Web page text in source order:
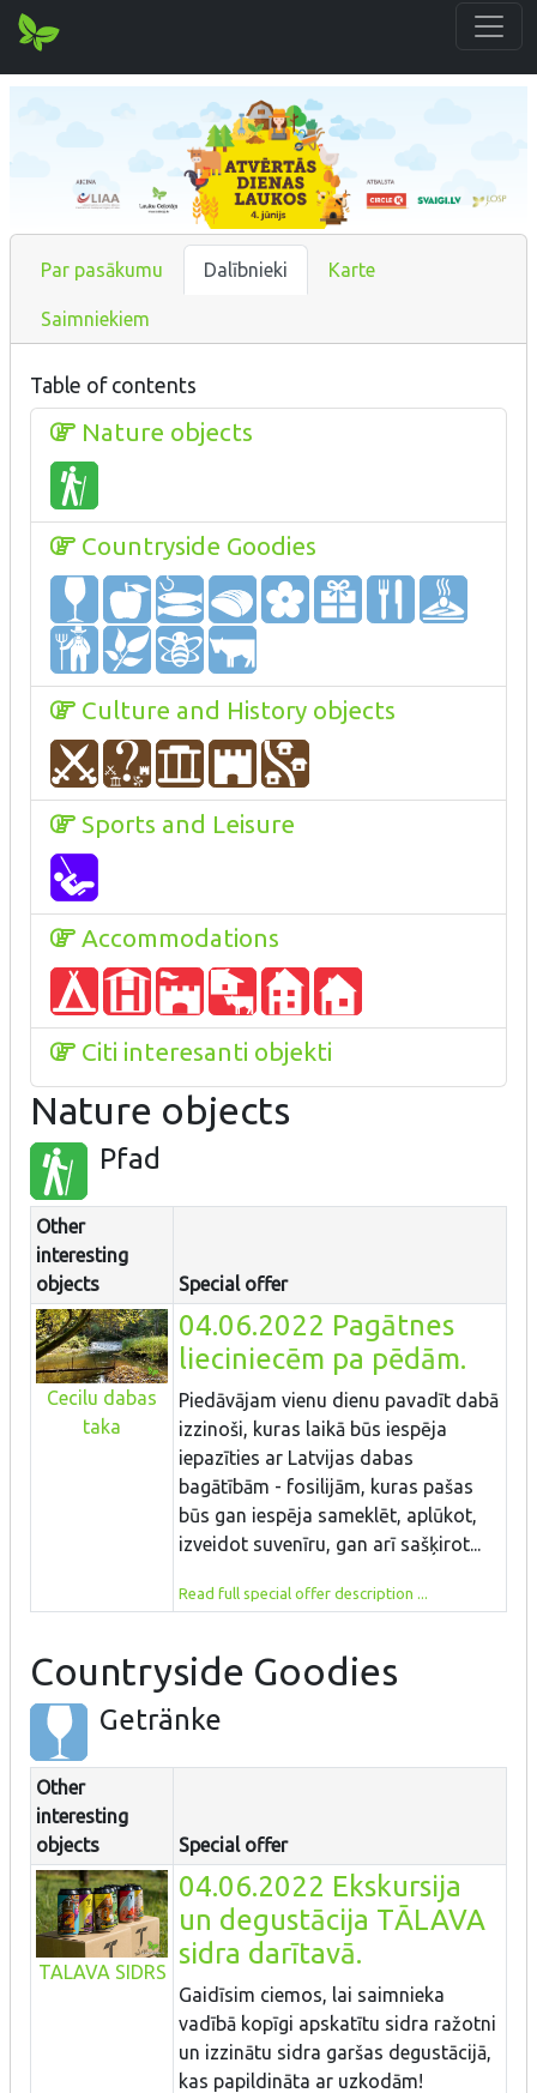
Par pasākumu Dalībnieki Karte
Saimniekiem
Table of contents
Nature objects
Countryside Goodies
Culture and History objects
Sports and Leisure
Accommodations
Citi interesanti objekti
Nature objects
Pfad
Other
interesting
objects
Special offer
Cecilu dabas
taka
04.06.2022 Pagātnes
lieciniecēm pa pēdām.
Piedāvājam vienu dienu pavadīt dabā
izzinoši, kuras laikā būs iespēja
iepazīties ar Latvijas dabas
bagātībām - fosilijām, kuras pašas
būs gan iespēja sameklēt, aplūkot,
izveidot suvenīru, gan arī sašķirot...
Read full special offer description ...
Countryside Goodies
Getränke
Other
interesting
objects
Special offer
TALAVA SIDRS
04.06.2022 Ekskursija
un degustācija TĀLAVA
sidra darītavā.
Gaidīsim ciemos, lai saimnieka
vadībā kopīgi apskatītu sidra ražotni
un izzinātu sidra garšas degustācijā,
kas papildināta ar uzkodām!